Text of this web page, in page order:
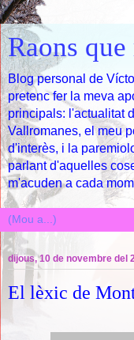
Raons
Blog personal de
pretenc fer la meva
principals: l'actualitat
Vallromanes, el meu
d'interès, i la
parlant d'aquelles
m'acuden a cada
dijous, 10 de novembre del
El lèxic de